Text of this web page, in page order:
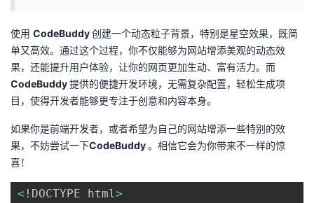
使用 CodeBuddy创建一个动态粒子背景，特别是星空效果，既简
单又高效。通过这个过程，你不仅能够为网站增添美观的动态效
果，还能提升用户体验，让你的网页更加生动、富有活力。而
CodeBuddy提供的便捷开发环境，无需复杂配置，轻松生成项
目，使得开发者能够更专注于创意和内容本身。
如果你是前端开发者，或者希望为自己的网站增添一些特别的效
果，不妨尝试一下CodeBuddy。相信它会为你带来不一样的惊
喜！
< !DOCTYPE html>